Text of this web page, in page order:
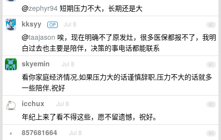
@zephyr94 短期压力不大，长期还是大
80
kksyy OP Jul 8
@taajason 唉，现在明确不了原发灶，很多医保都报不了，我明
白过去也主要是陪伴，决策的事电话都能联系
81
skyemin Jul 8
看你家庭经济情况,如果压力大的话谨慎辞职,压力不大的话就多
一些陪伴,祝好
82
icchux Jul 8
年纪上来了看不得这些，愿不留遗憾，祝好。
83
857681664 Jul 8